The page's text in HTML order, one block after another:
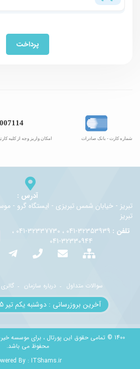
پرداخت
شماره کارت - بانک صادرات امکان واریز وجه از کلیه
آدرس :
تبريز - خيابان شمس تبريزي - ايستگاه گرو -
تبريز
تلفن :
32353939-041 ، 32337730-041 ،
32330944-041
سوالات متداول درباره سازمان
آخرین بروزرسانی : دوشنبه یکم تير 1405 ساعت 09:31
1400 © تمامی حقوق این پورتال ، برای موسسه
محفوظ می باشد.
By : ITShams.ir